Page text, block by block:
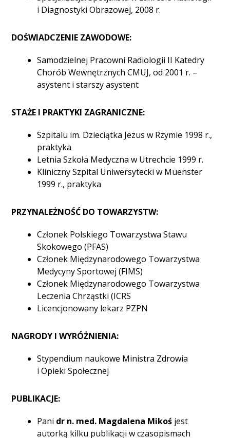
i Diagnostyki Obrazowej, 2008 r.
DOŚWIADCZENIE ZAWODOWE:
Samodzielnej Pracowni Radiologii II Katedry
Chorób Wewnętrznych CMUJ, od 2001 r. –
asystent i starszy asystent
STAŻE I PRAKTYKI ZAGRANICZNE:
Szpitalu im. Dzieciątka Jezus w Rzymie 1998 r.,
praktyka
Letnia Szkoła Medyczna w Utrechcie 1999 r.
Kliniczny Szpital Uniwersytecki w Muenster
1999 r., praktyka
PRZYNALEŻNOŚĆ DO TOWARZYSTW:
Członek Polskiego Towarzystwa Stawu
Skokowego (PFAS)
Członek Międzynarodowego Towarzystwa
Medycyny Sportowej (FIMS)
Członek Międzynarodowego Towarzystwa
Leczenia Chrząstki (ICRS
Licencjonowany lekarz PZPN
NAGRODY I WYRÓŻNIENIA:
Stypendium naukowe Ministra Zdrowia
i Opieki Społecznej
PUBLIKACJE:
Pani dr n. med. Magdalena Mikoś jest
autorką kilku publikacji w czasopismach